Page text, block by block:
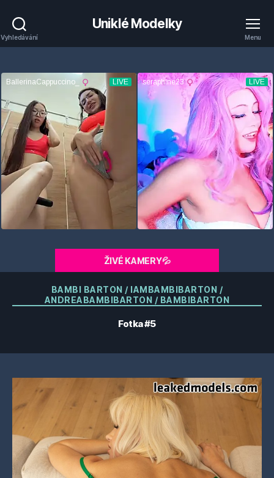
Vyhledávání
Uniklé Modelky
Menu
ŽIVÉ KAMERY💦
Kategorie
BAMBI BARTON / IAMBAMBIBARTON /
ANDREABAMBIBARTON / BAMBIBARTON
Fotka #5